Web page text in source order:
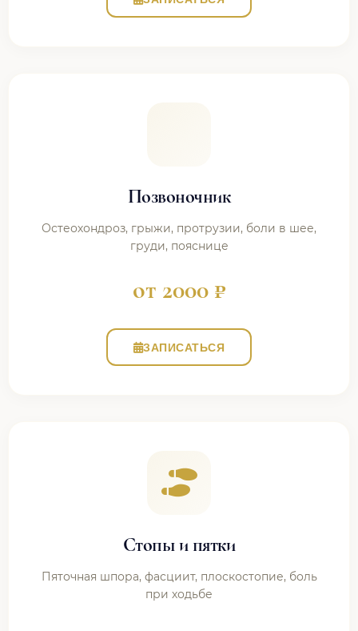
Позвоночник
Остеохондроз, грыжи, протрузии, боли в шее,
груди, пояснице
от 2000 ₽
ЗАПИСАТЬСЯ
Стопы и пятки
Пяточная шпора, фасциит, плоскостопие, боль
при ходьбе